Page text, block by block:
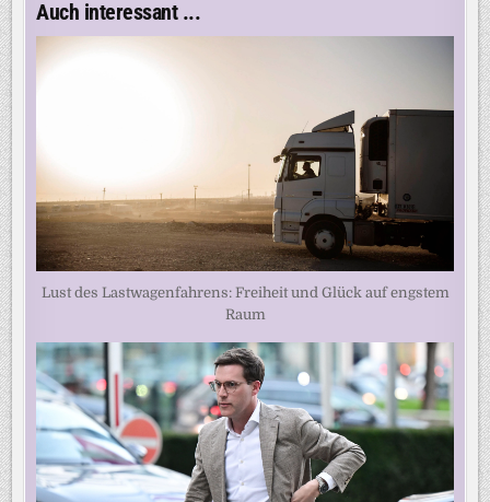
Auch interessant ...
Lust des Lastwagenfahrens: Freiheit und Glück auf engstem
Raum